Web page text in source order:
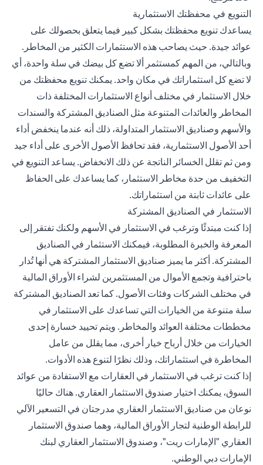
التنويع في محفظتك الاستثمارية
يساعدك تنويع محفظتك بشكل كبير فيما يتعلق بحصولك على
عوائد جيدة. حيث يصاحب هذه الاستثمارات الكثير من المخاطر.
وبالتالي، من المهم كمستثمر ألا تضع كل بيضك في سلة واحدة، أي
لا تضع كل استثماراتك في مكان واحد. يمكنك تنويع محفظتك من
خلال الاستثمار في مختلف أنواع الاستثمارات المختلفة ذات
المخاطر والعائدات المتنوعة مثل الصناديق المشتركة والسندات
والأسهم وصناديق الاستثمار المتداولة، ذلك أنه عندما ينخفض أداء
أحد الأصول الاستثمارية، فقد تحافظ الأصول الأخرى على أداء جيد
ومن ثم تقلل الخسائر الناتجة عن ذلك الانخفاض. يساعد التنويع في
التخفيف من حدة مخاطر الاستثمار، كما يساعدك على الحفاظ
على عائدات ثابتة من استثماراتك.
الاستثمار في الصناديق المشتركة
إذا كنت مبتدئًا وترغب في الاستثمار في الأسهم ولكنك تفتقر إلى
المعرفة والخبرة المطلوبة، فيمكنك الاستثمار في الصناديق
المشتركة. أكثر ما يميز صناديق الاستثمار المشتركة هي أنها تُدار
باحترافية وتجمع الأموال من المستثمرين لشراء الأوراق المالية
في مختلف الشركات وفئات الأصول. كما تعد الصناديق المشتركة
سلة متنوعة من الخيارات التي تساعدك على الاستثمار في
مخططات مختلفة العوائد والمخاطر. ويتم تحييد خسارة إحدى
الخيارات من خلال أرباح خيار أخرى، مما يقلل من عامل
المخاطرة في استثماراتك، وذلك نظرًا لتنوع هذه الأدوات.
إذا كنت ترغب في الاستثمار في العقارات مع الاستفادة من عوائد
السوق، يمكنك اختيار صندوق الاستثمار العقاري. هناك حاليًا
نوعان من صناديق الاستثمار العقاري مدرجتان في التسعير الآلي
للرابطة الوطنية لتجار الأوراق المالية، وهما صندوق الاستثمار
العقاري "الإمارات ريت"، وصندوق الاستثمار العقاري لبنك
الإمارات دبي الوطني.